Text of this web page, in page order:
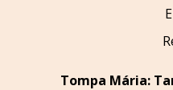
Tompa Mária: